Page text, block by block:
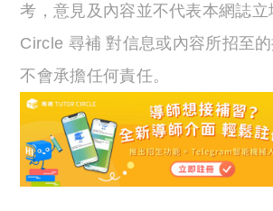
考，意見及內容並不代表本網誌立
Circle 尋補 對信息或內容所招至的
不會承擔任何責任。